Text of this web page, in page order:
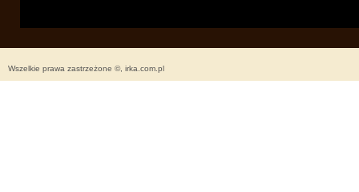
Wszelkie prawa zastrzeżone ©, irka.com.pl